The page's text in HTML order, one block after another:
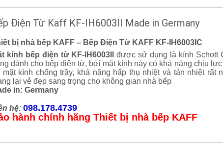
Điện Từ Kaff KF-IH6003II Made in Germany
bị nhà bếp KAFF – Bếp Điện Từ KAFF KF-IH6003IC
kính bếp điện từ KF-IH6003II
được sử dụng là kính Schott
dành cho bếp điện từ, bởi mặt kính này có khả năng chịu
mặt kính chống trầy, khả năng hấp thụ nhiệt và tản nhiệt rất
lại vẻ đẹp sang trọng cho không gian nhà bếp
in: Germany
hệ: 098.178.4739
hành chính hãng Thiết bị nhà bếp KAFF